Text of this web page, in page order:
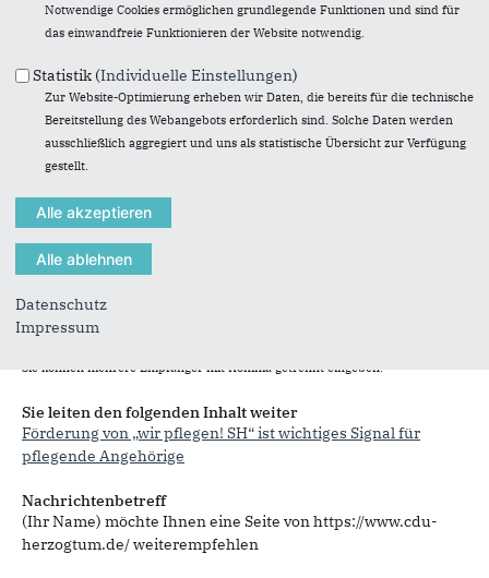
Das mit * gekennzeichnete Feld ist ein Pflichtfeld.
Eigener Name
Senden an*
Sie können mehrere Empfänger mit Komma getrennt eingeben.
Sie leiten den folgenden Inhalt weiter
Förderung von „wir pflegen! SH“ ist wichtiges Signal für
pflegende Angehörige
Nachrichtenbetreff
(Ihr Name) möchte Ihnen eine Seite von https://www.cdu-
herzogtum.de/ weiterempfehlen
Notwendige Cookies ermöglichen grundlegende Funktionen und sind für
das einwandfreie Funktionieren der Website notwendig.
Statistik (Individuelle Einstellungen)
Zur Website-Optimierung erheben wir Daten, die bereits für die technische
Bereitstellung des Webangebots erforderlich sind. Solche Daten werden
ausschließlich aggregiert und uns als statistische Übersicht zur Verfügung
gestellt.
Datenschutz
Impressum